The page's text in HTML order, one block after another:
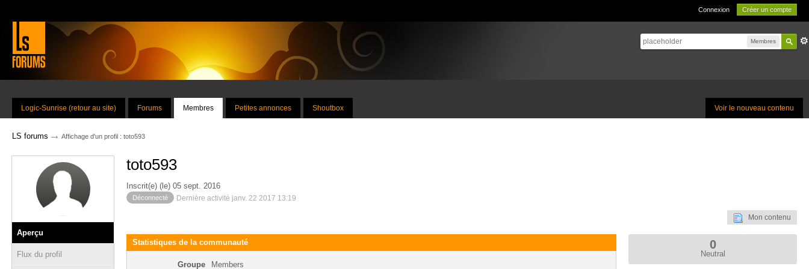
Connexion Créer un compte
Membres
Voir le nouveau contenu
Logic-Sunrise (retour au site) Forums Membres Petites annonces Shoutbox
LS forums → Affichage d'un profil : toto593
Aperçu
Flux du profil
toto593
Inscrit(e) (le) 05 sept. 2016
Déconnecté Dernière activité janv. 22 2017 13:19
Mon contenu
Statistiques de la communauté
Groupe Members
0
Neutral